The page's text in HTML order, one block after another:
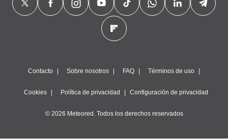
Contacto Sobre nosotros FAQ Términos de uso
Cookies Política de privacidad Configuración de privacidad
© 2026 Meteored. Todos los derechos reservados